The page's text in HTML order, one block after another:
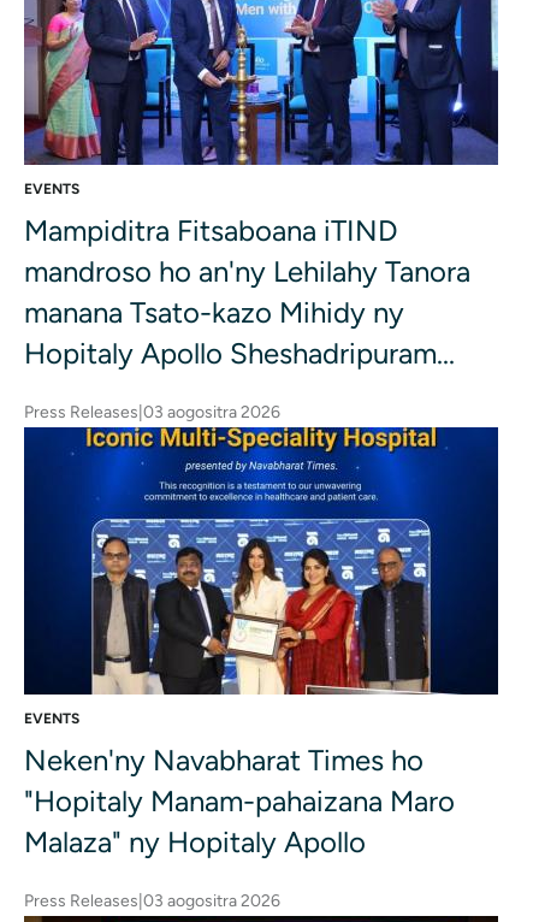
EVENTS
Mampiditra Fitsaboana iTIND
mandroso ho an'ny Lehilahy Tanora
manana Tsato-kazo Mihidy ny
Hopitaly Apollo Sheshadripuram...
Press Releases 03 aogositra 2026
EVENTS
Neken'ny Navabharat Times ho
"Hopitaly Manam-pahaizana Maro
Malaza" ny Hopitaly Apollo
Press Releases 03 aogositra 2026